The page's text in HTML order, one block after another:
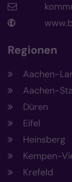
Regionen
Aachen-
Aachen-
Düren
Eifel
Heinsberg
Kempen-
Krefeld